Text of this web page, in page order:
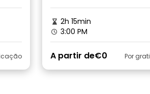
2h 15min
3:00 PM
A partir de€0 Por